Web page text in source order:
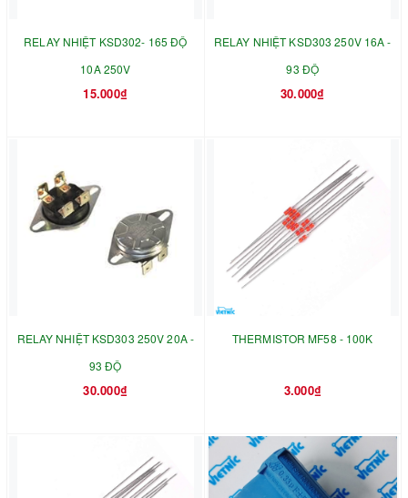
RELAY NHIỆT KSD302- 165 ĐỘ
10A 250V
15.000₫
RELAY NHIỆT KSD303 250V 16A -
93 ĐỘ
30.000₫
RELAY NHIỆT KSD303 250V 20A -
93 ĐỘ
30.000₫
THERMISTOR MF58 - 100K
3.000₫